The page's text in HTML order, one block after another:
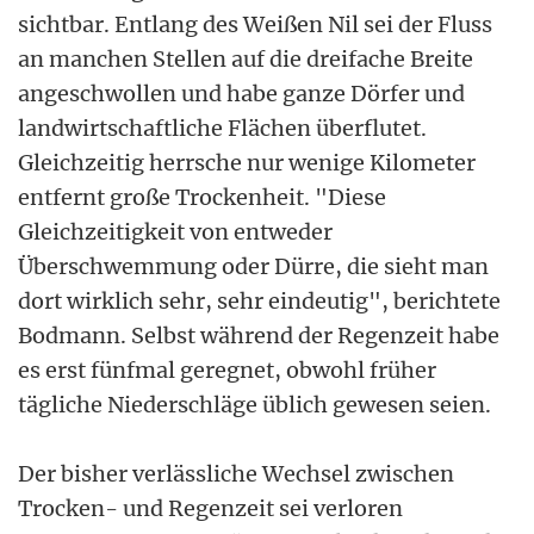
sichtbar. Entlang des Weißen Nil sei der Fluss
an manchen Stellen auf die dreifache Breite
angeschwollen und habe ganze Dörfer und
landwirtschaftliche Flächen überflutet.
Gleichzeitig herrsche nur wenige Kilometer
entfernt große Trockenheit. "Diese
Gleichzeitigkeit von entweder
Überschwemmung oder Dürre, die sieht man
dort wirklich sehr, sehr eindeutig", berichtete
Bodmann. Selbst während der Regenzeit habe
es erst fünfmal geregnet, obwohl früher
tägliche Niederschläge üblich gewesen seien.
Der bisher verlässliche Wechsel zwischen
Trocken- und Regenzeit sei verloren